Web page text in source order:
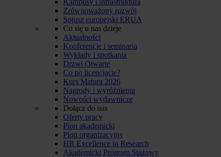
Zrównoważony rozwój
Sojusz europejski ERUA
Co się u nas dzieje
Aktualności
Konferencje i seminaria
Wykłady i spotkania
Drzwi Otwarte
Co po licencjacie?
Kurs Matura 2026
Nagrody i wyróżnienia
Nowości wydawnicze
Dołącz do nas
Oferty pracy
Pion akademicki
Pion organizacyjny
HR Excellence in Research
Akademicki Program Stażowy